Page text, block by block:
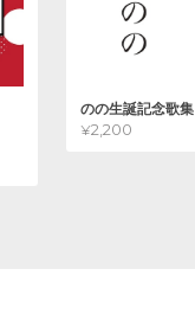
のの生誕記念歌集
¥2,200